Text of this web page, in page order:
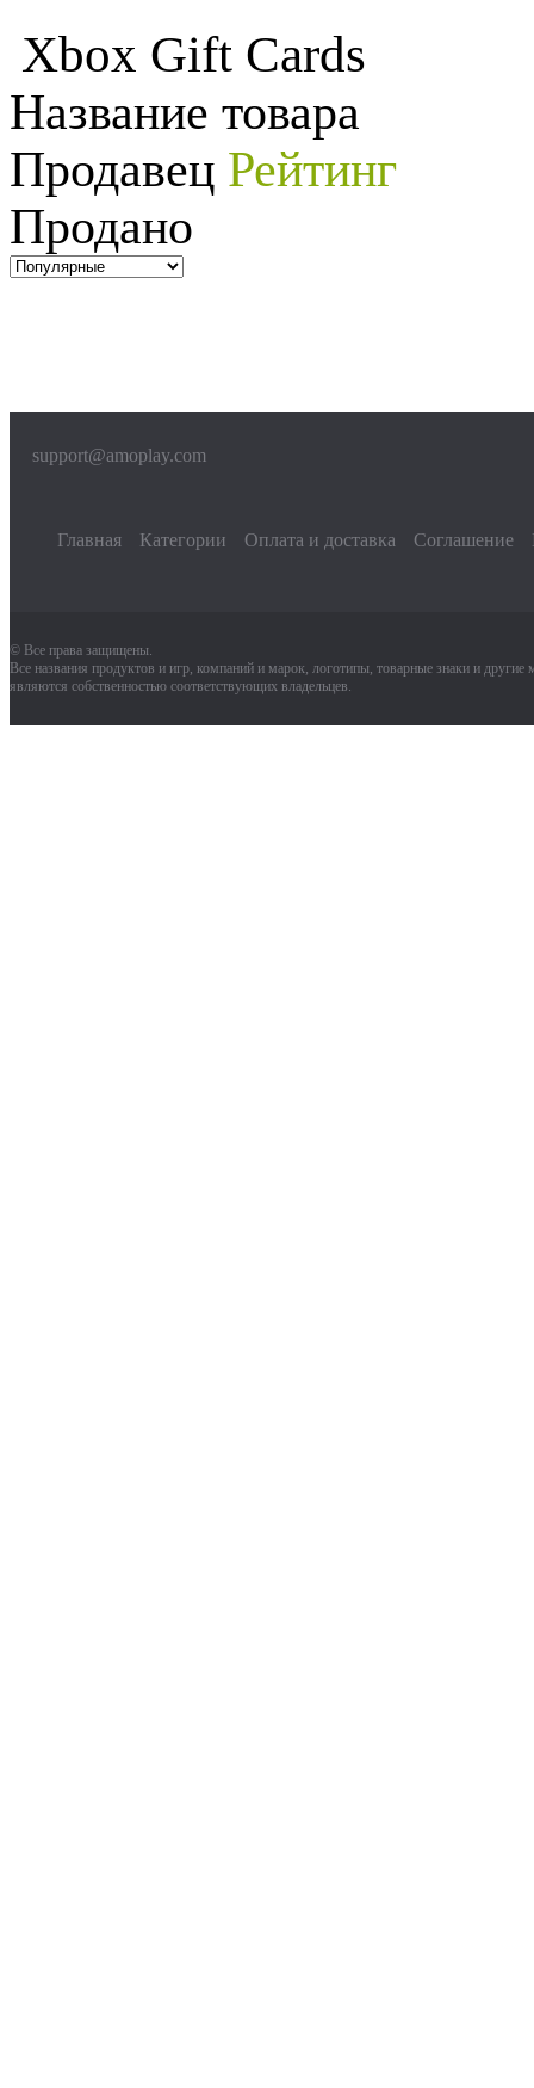
Xbox Gift Cards
Название товара
Продавец Рейтинг
Продано
support@amoplay.com
Главная Категории Оплата и доставка Соглашение
© Все права защищены.
Все названия продуктов и игр, компаний и марок, логотипы, товарные знаки и другие
являются собственностью соответствующих владельцев.